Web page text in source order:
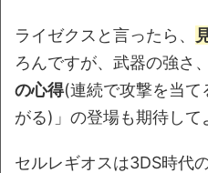
ライゼクスと言ったら、
ろんですが、武器の強さ
の心得(連続で攻撃を当て
がる)」の登場も期待して
セルレギオスは3DS時代